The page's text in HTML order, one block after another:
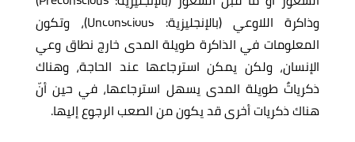
وذاكرة اللاوعي (بالإنجليزية: Unconscious)، وتكون
المعلومات في الذاكرة طويلة المدى خارج نطاق وعي
الإنسان، ولكن يمكن استرجاعها عند الحاجة، وهناك
ذكرياتٌ طويلة المدى يسهل استرجاعها، في حين أنّ
هناك ذكريات أخرى قد يكون من الصعب الرجوع إليها.